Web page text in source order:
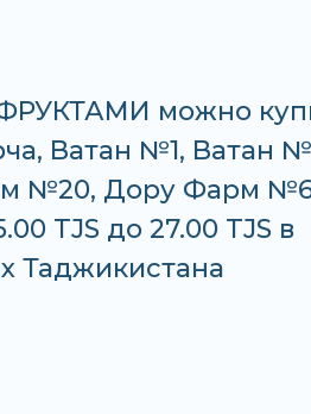
можно
Ватан №1, Ватан
№20, Дору Фарм
TJS до 27.00 TJS в
Таджикистана